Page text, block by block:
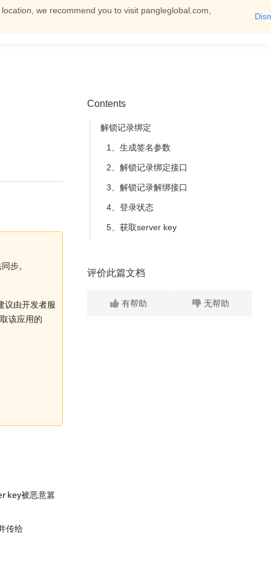
we recommend you to visit pangleglobal.com,
步。
议由开发者服
该应用的
key被恶意篡
传给
Contents
解锁记录绑定
1、生成签名参数
2、解锁记录绑定接口
3、解锁记录解绑接口
4、登录状态
5、获取server key
评价此篇文档
有帮助 无帮助